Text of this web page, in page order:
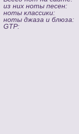
из них ноты песен:
ноты классики:
ноты джаза и блюза:
GTP: